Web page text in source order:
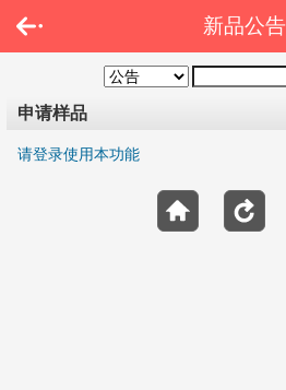
新品公告
申请样品
请登录使用本功能